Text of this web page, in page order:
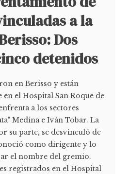
a la
Dos
detenidos
en Berisso y están
en el Hospital San Roque de
a los sectores
Medina e Iván Tobar. La
su parte, se desvinculó de
como dirigente y lo
el nombre del gremio.
registrados en el Hospital